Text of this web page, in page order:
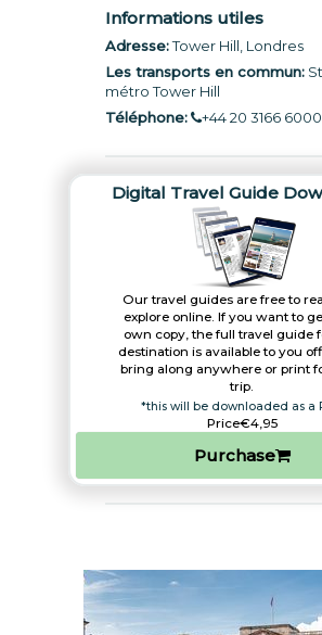
Informations utiles
Adresse:Tower Hill, Londres
Les transports en commun:
métro Tower Hill
Téléphone:
+44 20 3166 6000
Digital Travel Guide
Our travel guides are free to
explore online. If you want to
own copy, the full travel guide
destination is available to you
bring along anywhere or print
trip.​
*this will be downloaded as a
Price€4,95
Purchase